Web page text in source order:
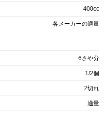
400cc
各メーカーの適量
6さや分
1/2個
2切れ
適量